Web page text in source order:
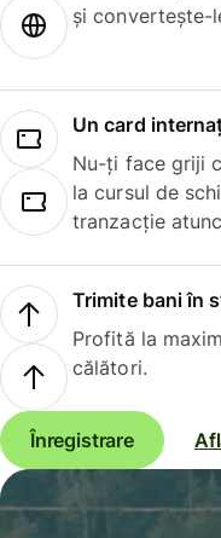
și convertește-
Un card
Nu-ți face griji
la cursul de
tranzacție
Trimite bani în
Profită la
călători.
Înregistrare